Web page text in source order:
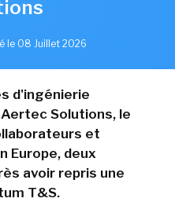
le 08 Juillet 2026
d'ingénierie
Solutions, le
et
Europe, deux
avoir repris une
T&S.